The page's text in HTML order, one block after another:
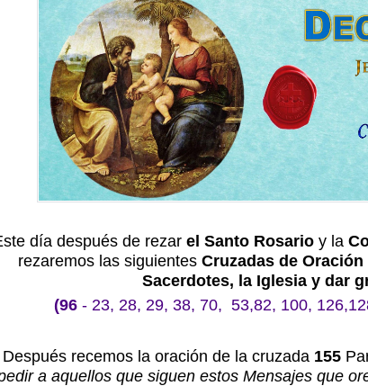
día después de rezar el Santo Rosario y la
rezaremos las siguientes Cruzadas de Oración
Sacerdotes, la Iglesia y dar
(96- 23, 28, 29, 38, 70, 53,82, 100,
Después recemos la oración de la cruzada 155
a aquellos que siguen estos Mensajes que